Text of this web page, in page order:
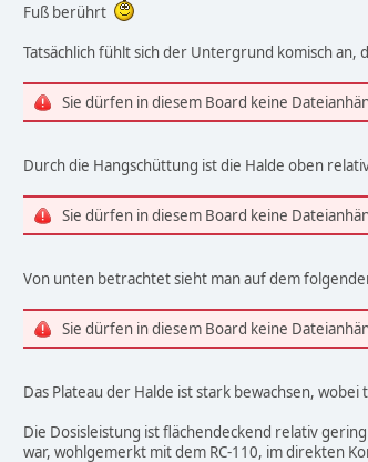
Fuß berührt
Tatsächlich fühlt sich der Untergrund komisch an,
Sie dürfen in diesem Board keine
Durch die Hangschüttung ist die Halde oben
Sie dürfen in diesem Board keine
Von unten betrachtet sieht man auf dem
Sie dürfen in diesem Board keine
Das Plateau der Halde ist stark bewachsen,
Die Dosisleistung ist flächendeckend relativ
war, wohlgemerkt mit dem RC-110, im direkten